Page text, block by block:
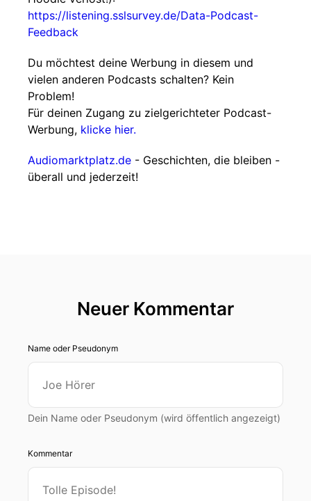
https://listening.sslsurvey.de/Data-Podcast-
Feedback
Du möchtest deine Werbung in diesem und
vielen anderen Podcasts schalten? Kein
Problem!
Für deinen Zugang zu zielgerichteter Podcast-
Werbung, klicke hier.
Audiomarktplatz.de - Geschichten, die bleiben -
überall und jederzeit!
Neuer Kommentar
Name oder Pseudonym
Dein Name oder Pseudonym (wird öffentlich angezeigt)
Kommentar